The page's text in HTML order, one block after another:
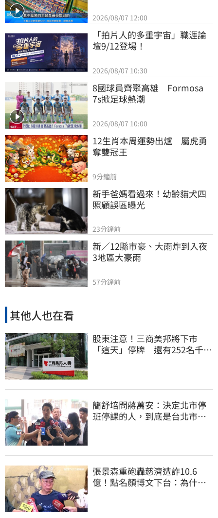
2026/08/07 12:00
「拍片人的多重宇宙」職涯論
壇9/12登場！
2026/08/07 10:30
8國球員齊聚高雄　Formosa
7s掀足球熱潮
2026/08/07 10:00
12生肖本周運勢出爐　屬虎勇
奪雙冠王
9分鐘前
新手爸媽看過來！幼齡貓犬四
照顧誤區曝光
23分鐘前
新／12縣市豪、大雨炸到入夜
3地區大豪雨
57分鐘前
其他人也在看
股東注意！三商美邦將下市
「這天」停牌 還有252名千張
簡舒培問蔣萬安：決定北市停
班停課的人，到底是台北市
張景森重砲轟慈濟遭詐10.6
億！點名顏博文下台：為什麼